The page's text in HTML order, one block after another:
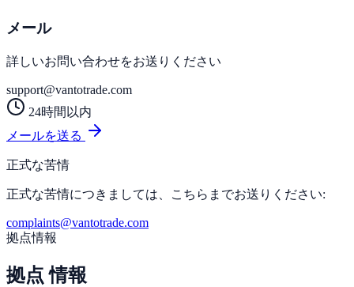
メール
詳しいお問い合わせをお送りください
support@vantotrade.com
24時間以内
メールを送る
正式な苦情
正式な苦情につきましては、こちらまでお送りください:
complaints@vantotrade.com
拠点情報
拠点 情報